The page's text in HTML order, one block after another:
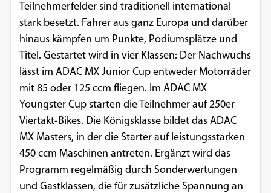
Teilnehmerfelder sind traditionell international
stark besetzt. Fahrer aus ganz Europa und darüber
hinaus kämpfen um Punkte, Podiumsplätze und
Titel. Gestartet wird in vier Klassen: Der Nachwuchs
lässt im ADAC MX Junior Cup entweder Motorräder
mit 85 oder 125 ccm fliegen. Im ADAC MX
Youngster Cup starten die Teilnehmer auf 250er
Viertakt-Bikes. Die Königsklasse bildet das ADAC
MX Masters, in der die Starter auf leistungsstarken
450 ccm Maschinen antreten. Ergänzt wird das
Programm regelmäßig durch Sonderwertungen
und Gastklassen, die für zusätzliche Spannung an
Einverständnis-Cookie
Name:
cookie_consent
Dieser Cookie speichert die ausgewählten
Einverständnis-Optionen des Benutzers
Cookie Laufzeit: